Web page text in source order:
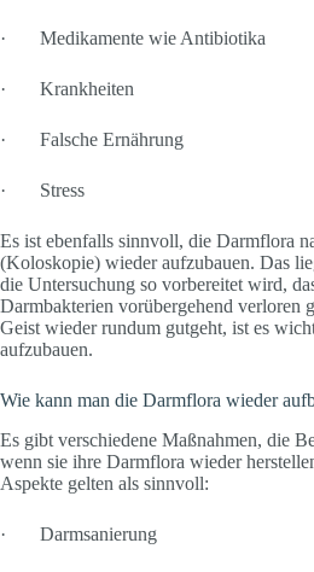
· Medikamente wie Antibiotika
· Krankheiten
· Falsche Ernährung
· Stress
Es ist ebenfalls sinnvoll, die Darmflora
(Koloskopie) wieder aufzubauen. Das
die Untersuchung so vorbereitet wird,
Darmbakterien vorübergehend verloren
Geist wieder rundum gutgeht, ist es
aufzubauen.
Wie kann man die Darmflora wieder
Es gibt verschiedene Maßnahmen, die
wenn sie ihre Darmflora wieder
Aspekte gelten als sinnvoll:
· Darmsanierung